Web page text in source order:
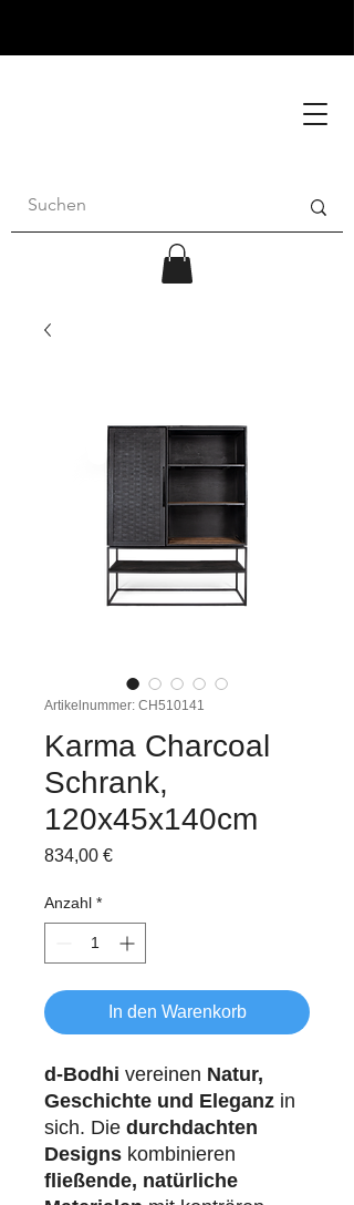
Artikelnummer: CH510141
Karma Charcoal
Schrank,
120x45x140cm
834,00 €Preis
Anzahl *
In den Warenkorb
d-Bodhi vereinen Natur,
Geschichte und Eleganz in
sich. Die durchdachten
Designs kombinieren
fließende, natürliche